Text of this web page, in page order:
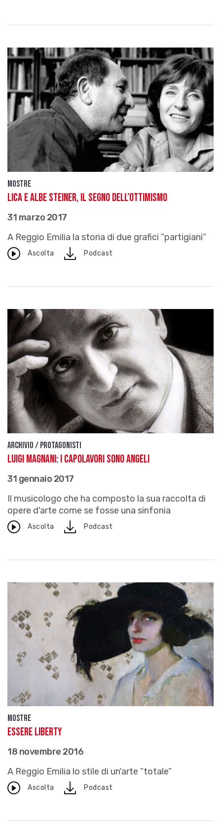
Mostre
Lica e Albe Steiner, il segno dell’ottimismo
31 marzo 2017
A Reggio Emilia la storia di due grafici “partigiani”
Ascolta downloadPodcast
Archivio / Protagonisti
Luigi Magnani: i capolavori sono angeli
31 gennaio 2017
Il musicologo che ha composto la sua raccolta di
opere d'arte come se fosse una sinfonia
Ascolta downloadPodcast
Mostre
Essere Liberty
18 novembre 2016
A Reggio Emilia lo stile di un'arte “totale”
Ascolta downloadPodcast